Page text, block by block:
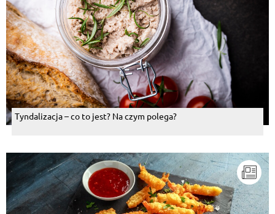
Tyndalizacja – co to jest? Na czym polega?